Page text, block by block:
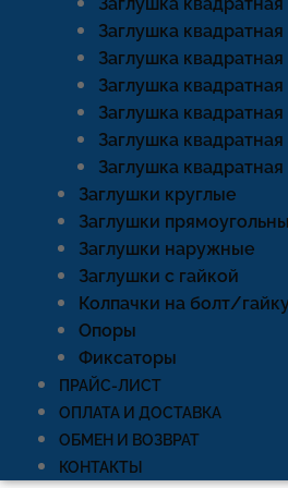
Заглушка
Заглушка
Заглушка
Заглушка квадратная
Заглушка
Заглушка
Заглушка квадратная
Заглушки круглые
Заглушки
Заглушки наружные
Заглушки с гайкой
Колпачки на болт/
Опоры
Фиксаторы
ПРАЙС-ЛИСТ
ОПЛАТА И ДОСТАВКА
ОБМЕН И ВОЗВРАТ
КОНТАКТЫ